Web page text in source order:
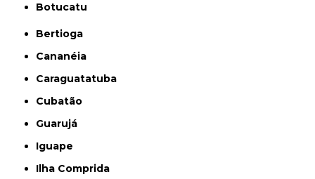
Botucatu
Bertioga
Cananéia
Caraguatatuba
Cubatão
Guarujá
Iguape
Ilha Comprida